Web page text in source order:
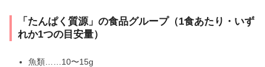
「たんぱく質源」の食品グループ（1食あたり・いず
れか1つの目安量）
魚類……10〜15g